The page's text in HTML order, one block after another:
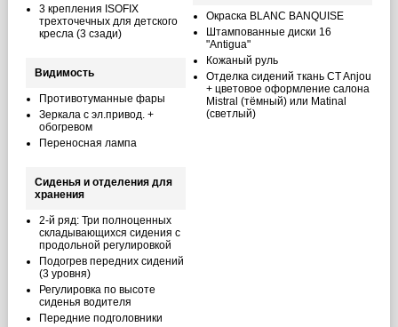
3 крепления ISOFIX
трехточечных для детского
кресла (3 сзади)
Видимость
Противотуманные фары
Зеркала с эл.привод. +
обогревом
Переносная лампа
Сиденья и отделения для
хранения
2-й ряд: Три полноценных
складывающихся сидения с
продольной регулировкой
Подогрев передних сидений
(3 уровня)
Регулировка по высоте
сиденья водителя
Передние подголовники
Окраска BLANC BANQUISE
Штампованные диски 16
"Antigua"
Кожаный руль
Отделка сидений ткань CT Anjou
+ цветовое оформление салона
Mistral (тёмный) или Matinal
(светлый)